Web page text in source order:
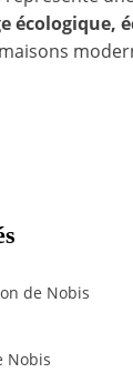
écologique,
de Nobis
Nobis